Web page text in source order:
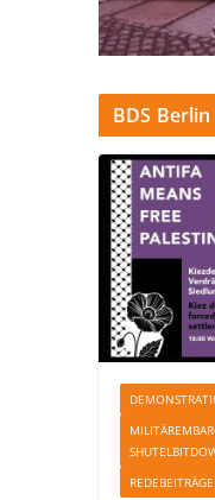
BDS
REDEBEITRÄGE